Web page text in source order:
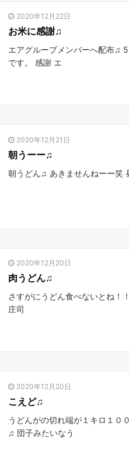
2020年12月22日
お米に感謝♫
エアグループメンバーへ配布♫
です。 感謝 エ
2020年12月21日
朝うーー♫
朝うどん♫ あきませんねーー笑
2020年12月20日
肉うどん♫
さすがにうどん食べないとね
庄司
2020年12月20日
こえど♫
うどんがの切れ端が１キロ１０
♫ 団子みたいなう